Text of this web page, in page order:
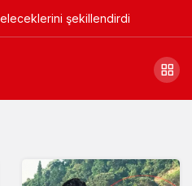
şekillendirdi